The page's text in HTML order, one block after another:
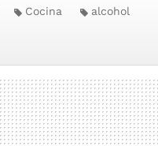
Cocina alcohol